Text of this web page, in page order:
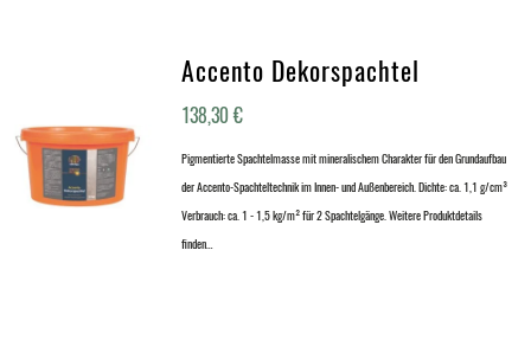
Accento Dekorspachtel
138,30€
Pigmentierte Spachtelmasse mit mineralischem Charakter für den Grundaufbau
der Accento-Spachteltechnik im Innen- und Außenbereich. Dichte: ca. 1,1 g/cm³
Verbrauch: ca. 1 - 1,5 kg/m² für 2 Spachtelgänge. Weitere Produktdetails
finden…